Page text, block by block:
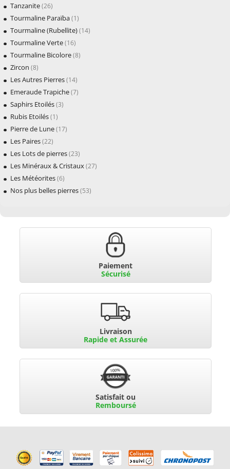
Tanzanite(26)
Tourmaline Paraïba(1)
Tourmaline (Rubellite)(14)
Tourmaline Verte(16)
Tourmaline Bicolore(8)
Zircon (8)
Les Autres Pierres(14)
Emeraude Trapiche(7)
Saphirs Etoilés(3)
Rubis Etoilés(1)
Pierre de Lune(17)
Les Paires(22)
Les Lots de pierres(23)
Les Minéraux & Cristaux(27)
Les Météorites(6)
Nos plus belles pierres(53)
Paiement
Sécurisé
Livraison
Rapide et Assurée
Satisfait ou
Remboursé